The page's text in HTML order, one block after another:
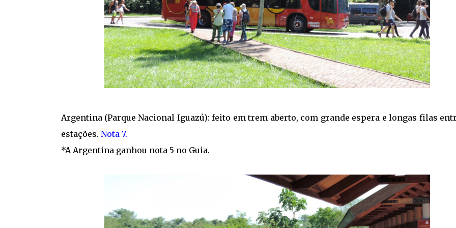
Argentina (Parque Nacional Iguazú): feito em trem aberto, com grande espera e longas filas
estações. Nota 7.
*A Argentina ganhou nota 5 no Guia.